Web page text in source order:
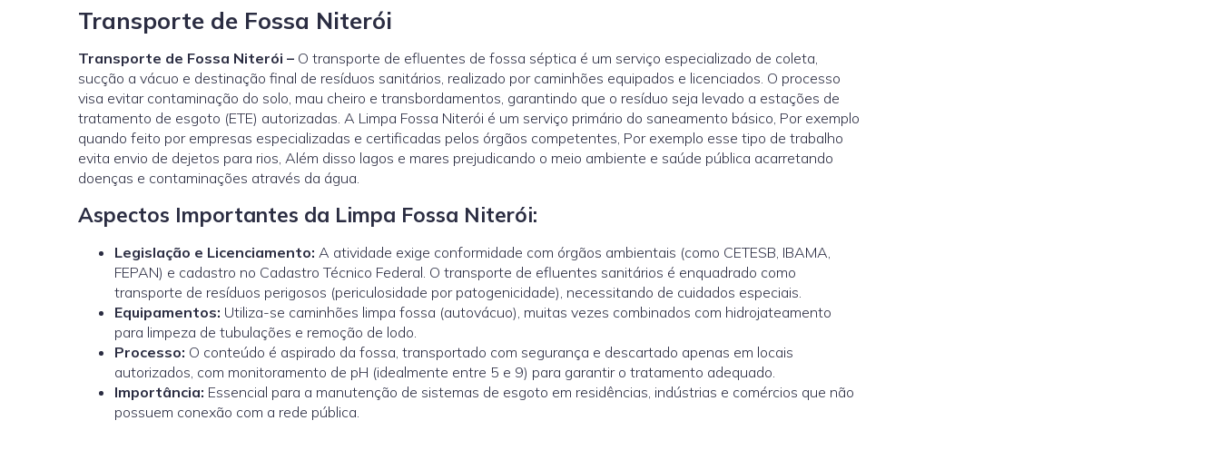
Transporte de Fossa Niterói
Transporte de Fossa Niterói – O transporte de efluentes de fossa séptica é um serviço especializado de coleta,
sucção a vácuo e destinação final de resíduos sanitários, realizado por caminhões equipados e licenciados. O processo
visa evitar contaminação do solo, mau cheiro e transbordamentos, garantindo que o resíduo seja levado a estações de
tratamento de esgoto (ETE) autorizadas. A Limpa Fossa Niterói é um serviço primário do saneamento básico, Por exemplo
quando feito por empresas especializadas e certificadas pelos órgãos competentes, Por exemplo esse tipo de trabalho
evita envio de dejetos para rios, Além disso lagos e mares prejudicando o meio ambiente e saúde pública acarretando
doenças e contaminações através da água.
Aspectos Importantes da Limpa Fossa Niterói:
Legislação e Licenciamento: A atividade exige conformidade com órgãos ambientais (como CETESB, IBAMA,
FEPAN) e cadastro no Cadastro Técnico Federal. O transporte de efluentes sanitários é enquadrado como
transporte de resíduos perigosos (periculosidade por patogenicidade), necessitando de cuidados especiais.
Equipamentos: Utiliza-se caminhões limpa fossa (autovácuo), muitas vezes combinados com hidrojateamento
para limpeza de tubulações e remoção de lodo.
Processo: O conteúdo é aspirado da fossa, transportado com segurança e descartado apenas em locais
autorizados, com monitoramento de pH (idealmente entre 5 e 9) para garantir o tratamento adequado.
Importância: Essencial para a manutenção de sistemas de esgoto em residências, indústrias e comércios que não
possuem conexão com a rede pública.